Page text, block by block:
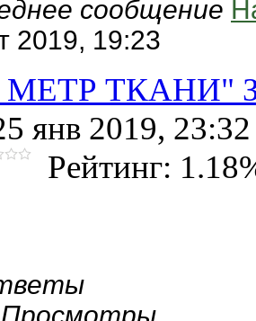
сообщение
2019, 19:23
ТКАНИ"
янв 2019, 23:32
Рейтинг: